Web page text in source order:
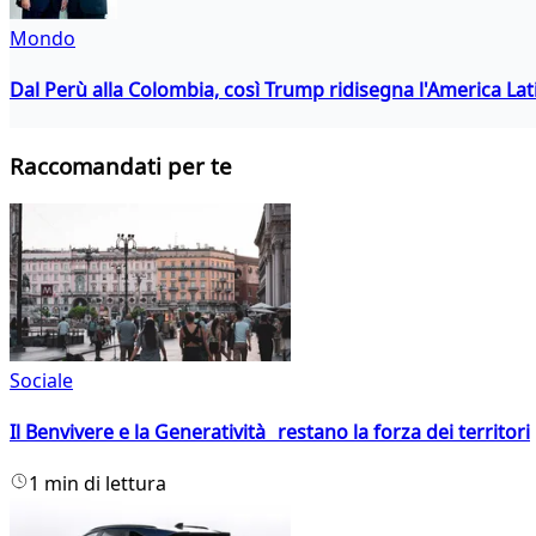
Mondo
Dal Perù alla Colombia, così Trump ridisegna l'America
Raccomandati per te
Sociale
Il Benvivere e la Generatività restano la forza dei territori
1 min di lettura